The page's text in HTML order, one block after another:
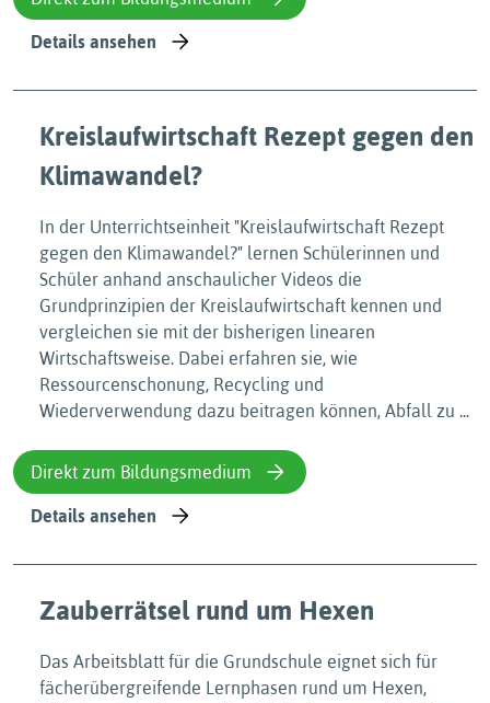
Details ansehen
Kreislaufwirtschaft Rezept gegen den
Klimawandel?
In der Unterrichtseinheit "Kreislaufwirtschaft Rezept
gegen den Klimawandel?" lernen Schülerinnen und
Schüler anhand anschaulicher Videos die
Grundprinzipien der Kreislaufwirtschaft kennen und
vergleichen sie mit der bisherigen linearen
Wirtschaftsweise. Dabei erfahren sie, wie
Ressourcenschonung, Recycling und
Wiederverwendung dazu beitragen können, Abfall zu ...
Direkt zum Bildungsmedium
Details ansehen
Zauberrätsel rund um Hexen
Das Arbeitsblatt für die Grundschule eignet sich für
fächerübergreifende Lernphasen rund um Hexen,